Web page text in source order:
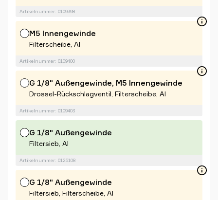
Artikelnummer: 0109398
M5 Innengewinde
Filterscheibe, Al
Artikelnummer: 0109400
G 1/8" Außengewinde, M5 Innengewinde
Drossel-Rückschlagventil, Filterscheibe, Al
Artikelnummer: 0109403
G 1/8" Außengewinde
Filtersieb, Al
Artikelnummer: 0125108
G 1/8" Außengewinde
Filtersieb, Filterscheibe, Al